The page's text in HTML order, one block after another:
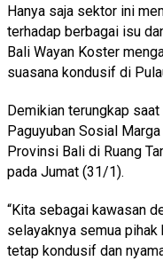
Hanya saja sektor ini
terhadap berbagai isu
Bali Wayan Koster
suasana kondusif di
Demikian terungkap
Paguyuban Sosial
Provinsi Bali di Ruang
pada Jumat (31/1).
“Kita sebagai kawasan
selayaknya semua
tetap kondusif dan